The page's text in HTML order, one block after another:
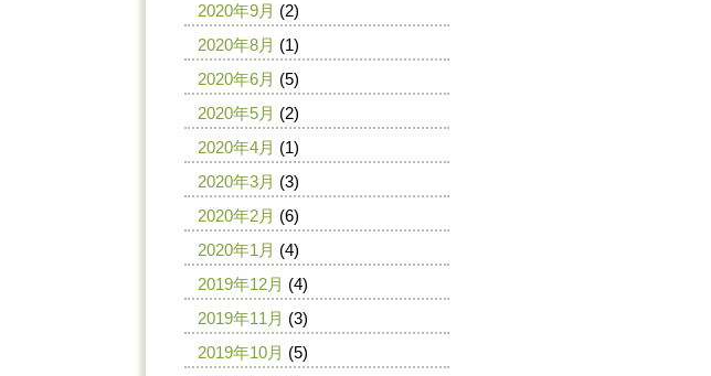
2020年9月 (2)
2020年8月 (1)
2020年6月 (5)
2020年5月 (2)
2020年4月 (1)
2020年3月 (3)
2020年2月 (6)
2020年1月 (4)
2019年12月 (4)
2019年11月 (3)
2019年10月 (5)